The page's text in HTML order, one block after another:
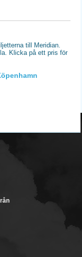
till Meridian.
Klicka på ett pris för